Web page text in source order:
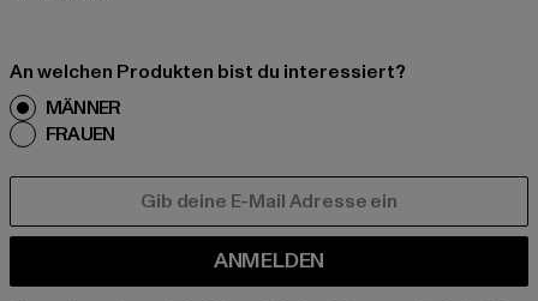
An welchen Produkten bist du interessiert?
MÄNNER
FRAUEN
ANMELDEN